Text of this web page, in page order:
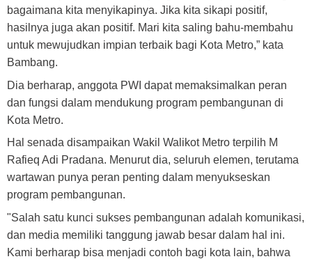
bagaimana kita menyikapinya. Jika kita sikapi positif,
hasilnya juga akan positif. Mari kita saling bahu-membahu
untuk mewujudkan impian terbaik bagi Kota Metro,” kata
Bambang.
Dia berharap, anggota PWI dapat memaksimalkan peran
dan fungsi dalam mendukung program pembangunan di
Kota Metro.
Hal senada disampaikan Wakil Walikot Metro terpilih M
Rafieq Adi Pradana. Menurut dia, seluruh elemen, terutama
wartawan punya peran penting dalam menyukseskan
program pembangunan.
"Salah satu kunci sukses pembangunan adalah komunikasi,
dan media memiliki tanggung jawab besar dalam hal ini.
Kami berharap bisa menjadi contoh bagi kota lain, bahwa